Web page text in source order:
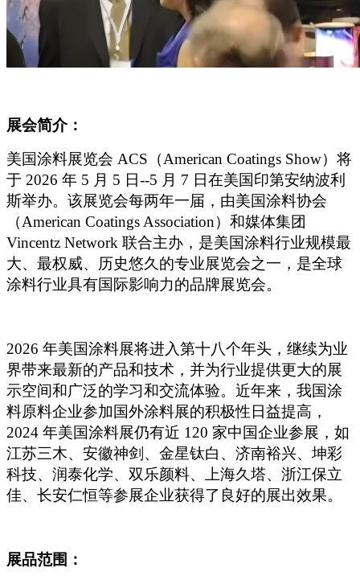
展会简介：
美国涂料展览会 ACS（American Coatings Show）将
于 2026 年 5 月 5 日--5 月 7 日在美国印第安纳波利
斯举办。该展览会每两年一届，由美国涂料协会
（American Coatings Association）和媒体集团
Vincentz Network 联合主办，是美国涂料行业规模最
大、最权威、历史悠久的专业展览会之一，是全球
涂料行业具有国际影响力的品牌展览会。
2026 年美国涂料展将进入第十八个年头，继续为业
界带来最新的产品和技术，并为行业提供更大的展
示空间和广泛的学习和交流体验。 近年来，我国涂
料原料企业参加国外涂料展的积极性日益提高，
2024 年美国涂料展仍有近 120 家中国企业参展，如
江苏三木、安徽神剑、金星钛白、济南裕兴、坤彩
科技、润泰化学、双乐颜料、上海久塔、浙江保立
佳、长安仁恒等参展企业获得了良好的展出效果。
展品范围：